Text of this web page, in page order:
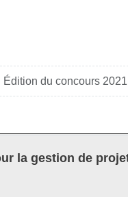
Édition du concours
la gestion de